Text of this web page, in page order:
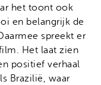
het toont ook
en belangrijk de
spreekt er
Het laat zien
positief verhaal
Brazilië, waar